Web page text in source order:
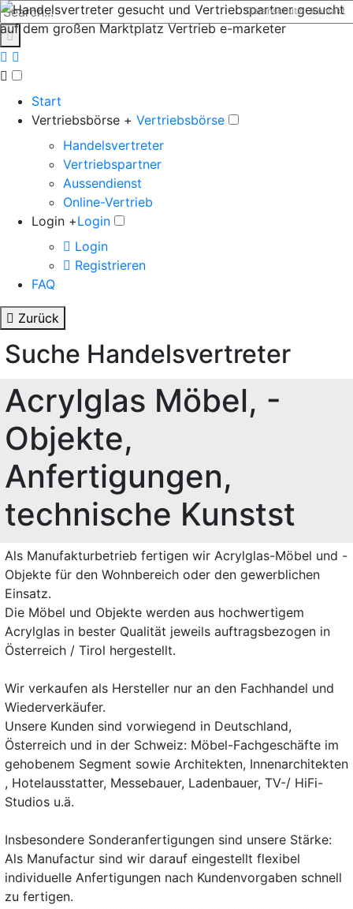
Datenschutz Kontakt
Start
Vertriebsbörse + Vertriebsbörse
Handelsvertreter
Vertriebspartner
Aussendienst
Online-Vertrieb
Login +Login
Login
Registrieren
FAQ
Zurück
Suche Handelsvertreter
Acrylglas Möbel, -
Objekte,
Anfertigungen,
technische Kunstst
Als Manufakturbetrieb fertigen wir Acrylglas-Möbel und -
Objekte für den Wohnbereich oder den gewerblichen
Einsatz.
Die Möbel und Objekte werden aus hochwertigem
Acrylglas in bester Qualität jeweils auftragsbezogen in
Österreich / Tirol hergestellt.
Wir verkaufen als Hersteller nur an den Fachhandel und
Wiederverkäufer.
Unsere Kunden sind vorwiegend in Deutschland,
Österreich und in der Schweiz: Möbel-Fachgeschäfte im
gehobenem Segment sowie Architekten, Innenarchitekten
, Hotelausstatter, Messebauer, Ladenbauer, TV-/ HiFi-
Studios u.ä.
Insbesondere Sonderanfertigungen sind unsere Stärke:
Als Manufactur sind wir darauf eingestellt flexibel
individuelle Anfertigungen nach Kundenvorgaben schnell
zu fertigen.